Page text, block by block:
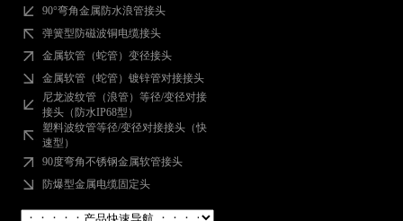
90°弯角金属防水浪管接头
弹簧型防磁波铜电缆接头
金属软管（蛇管）变径接头
金属软管（蛇管）镀锌管对接接头
尼龙波纹管（浪管）等径/变径对接
接头（防水IP68型）
塑料波纹管等径/变径对接接头（快
速型）
90度弯角不锈钢金属软管接头
防爆型金属电缆固定头